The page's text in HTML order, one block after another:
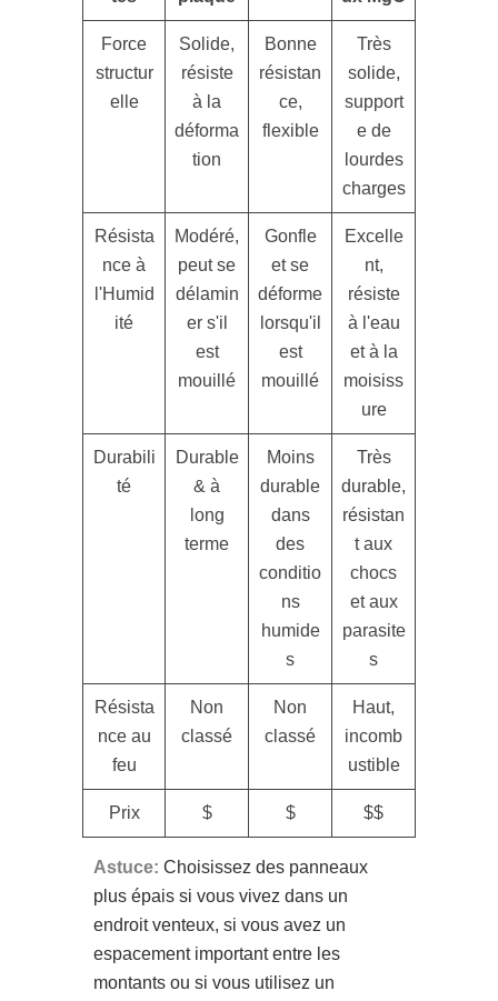
Force
structur
elle
Solide,
résiste
à la
déforma
tion
Bonne
résistan
ce,
flexible
Très
solide,
support
e de
lourdes
charges
Résista
nce à
l'Humid
ité
Modéré,
peut se
délamin
er s'il
est
mouillé
Gonfle
et se
déforme
lorsqu'il
est
mouillé
Excelle
nt,
résiste
à l'eau
et à la
moisiss
ure
Durabili
té
Durable
& à
long
terme
Moins
durable
dans
des
conditio
ns
humide
s
Très
durable,
résistan
t aux
chocs
et aux
parasite
s
Résista
nce au
feu
Non
classé
Non
classé
Haut,
incomb
ustible
Prix $ $ $$
Astuce: Choisissez des panneaux
plus épais si vous vivez dans un
endroit venteux, si vous avez un
espacement important entre les
montants ou si vous utilisez un